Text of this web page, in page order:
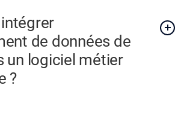
de données de
un logiciel métier
?